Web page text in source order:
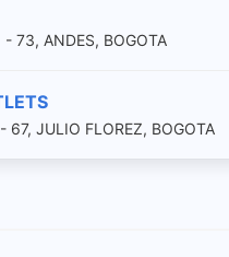
73, ANDES, BOGOTA
67, JULIO FLOREZ, BOGOTA